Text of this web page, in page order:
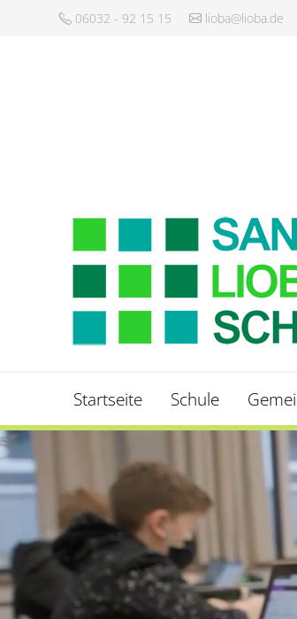
06032 - 92 15 15 lioba@lioba.de
Startseite Schule